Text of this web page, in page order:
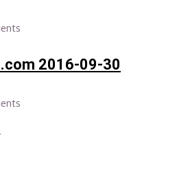
2016-09-30